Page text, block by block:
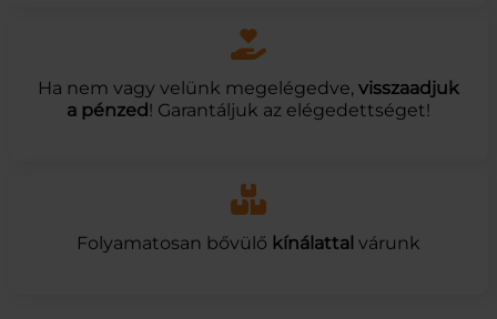
Ha nem vagy velünk megelégedve, visszaadjuk
a pénzed! Garantáljuk az elégedettséget!
Folyamatosan bővülő kínálattalvárunk